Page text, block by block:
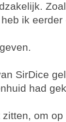
ik eerder
SirDice
had
om